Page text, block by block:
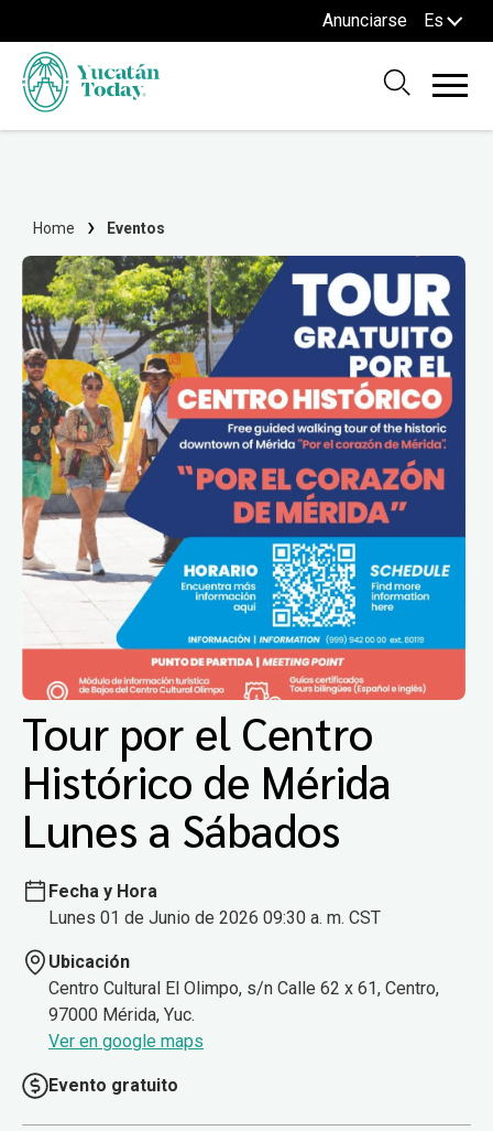
Anunciarse Es
Home Eventos
Tour por el Centro
Histórico de Mérida
Lunes a Sábados
Fecha y Hora
Lunes 01 de Junio de 2026 09:30 a. m. CST
Ubicación
Centro Cultural El Olimpo, s/n Calle 62 x 61, Centro,
97000 Mérida, Yuc.
Ver en google maps
Evento gratuito